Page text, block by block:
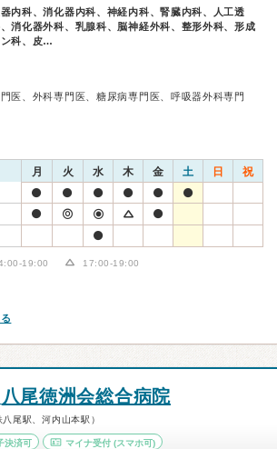
内科、消化器内科、神経内科、腎臓内科、人工透
消化器外科、乳腺科、脳神経外科、整形外科、形成
ン科、皮…
医、外科専門医、糖尿病専門医、呼吸器外科専門
月 火 水 木 金 土 日 祝
19:00 17:00-19:00
八尾徳洲会総合病院
尾駅、河内山本駅）
決済可 マイナ受付 (スマホ可)